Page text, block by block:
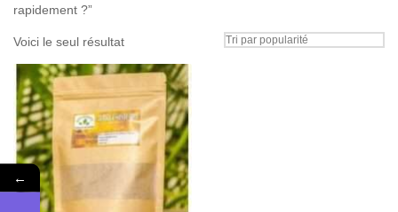
rapidement ?”
Voici le seul résultat
←